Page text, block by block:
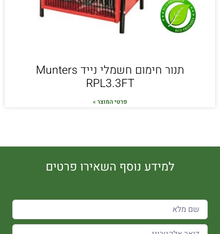
תנור חימום חשמלי נייד Munters
RPL3.3FT
פרטי המוצר »
למידע נוסף השאירו פרטים